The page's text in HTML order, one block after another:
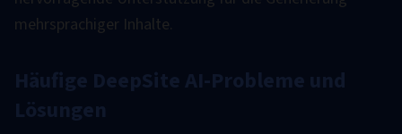
mehrsprachiger Inhalte.
Häufige DeepSite AI-Probleme und
Lösungen